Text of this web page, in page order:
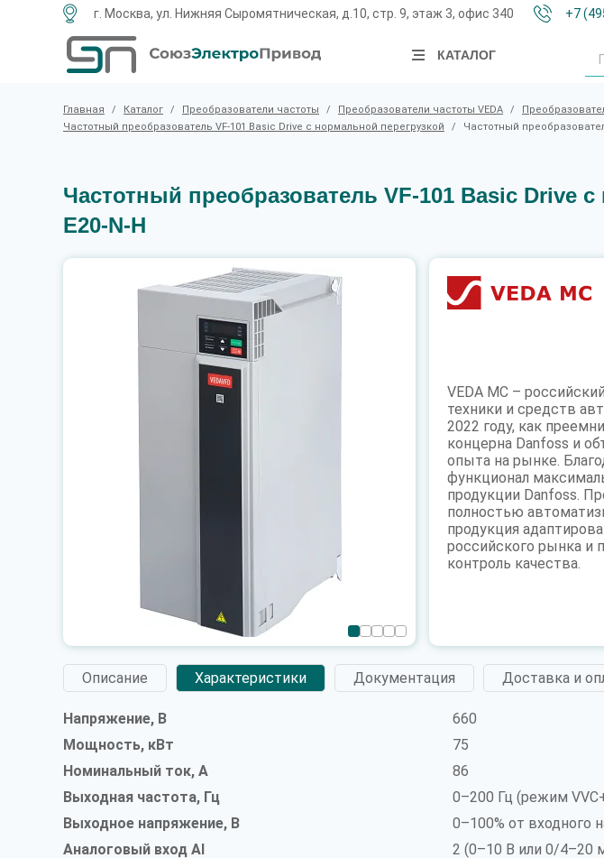
г. Москва, ул. Нижняя Сыромятническая, д.10, стр. 9, этаж 3, офис 340 +7
КАТАЛОГ
Главная / Каталог / Преобразователи частоты / Преобразователи частоты VEDA /
Частотный преобразователь VF-101 Basic Drive c нормальной перегрузкой
/ Частотный
Частотный преобразователь VF-101 Basic Drive
E20-N-H
VEDA MC –
техники и средств
2022 году, как
концерна Danfoss и
опыта на рынке.
функционал
продукции Danfoss.
полностью
продукция
российского рынка и
контроль качества.
Описание Характеристики Документация Доставка и
Напряжение, В
660
Мощность, кВт
75
Номинальный ток, А
86
Выходная частота, Гц
0–200 Гц (режим
Выходное напряжение, В
0–100% от входного
Аналоговый вход AI
2 (0–10 В или 0/4–20